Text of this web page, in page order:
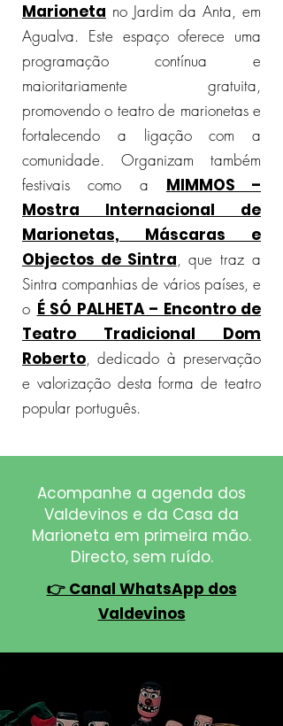
Marioneta no Jardim da Anta, em
Agualva. Este espaço oferece uma
programação contínua e
maioritariamente gratuita,
promovendo o teatro de marionetas e
fortalecendo a ligação com a
comunidade. Organizam também
festivais como a MIMMOS –
Mostra Internacional de
Marionetas, Máscaras e
Objectos de Sintra, que traz a
Sintra companhias de vários países, e
o É SÓ PALHETA – Encontro de
Teatro Tradicional Dom
Roberto, dedicado à preservação
e valorização desta forma de teatro
popular português.
Acompanhe a agenda dos
Valdevinos e da Casa da
Marioneta em primeira mão.
Directo, sem ruído.
👉 Canal WhatsApp dos
Valdevinos